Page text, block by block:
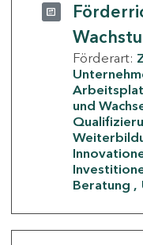
Förderart:
und
Beratung